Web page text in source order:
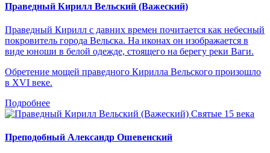
Праведный Кирилл Вельский (Важеский)
Праведный Кирилл с давних времен почитается как небесный
покровитель города Вельска. На иконах он изображается в
виде юноши в белой одежде, стоящего на берегу реки Ваги.
Обретение мощей праведного Кирилла Вельского произошло
в XVI веке.
Подробнее
Святые 15 века
Преподобный Александр Ошевенский